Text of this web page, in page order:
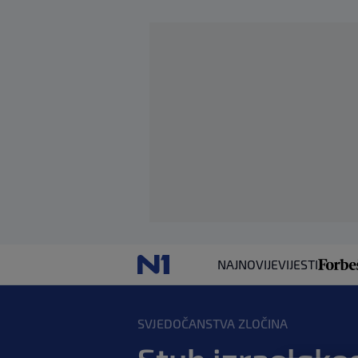
NAJNOVIJEVIJESTI
SVJEDOČANSTVA ZLOČINA